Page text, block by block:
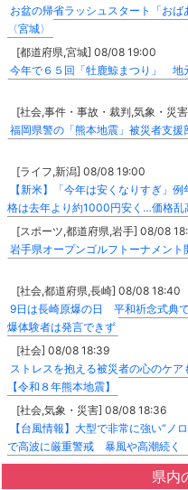
お盆の帰省ラッシュスタート「お
〈宮城〉
[都道府県,宮城] 08/08 19:00
今年で６５回「牡鹿鯨まつり」 地
[社会,事件・事故・裁判,気象・災
福岡県警の「熊本地震」被災者支
[ライフ,新潟] 08/08 19:00
【新米】「今年は安くなりすぎ」
格は去年より約1000円安く…価格乱
[スポーツ,都道府県,岩手] 08/08
岩手県オープンゴルフトーナメン
[社会,都道府県,長崎] 08/08 18:40
9日は長崎原爆の日 平和祈念式典
爆体験者は発言できず
[社会] 08/08 18:39
ストレスを抱える被災者の心のケ
【令和８年熊本地震】
[社会,気象・災害] 08/08 18:36
【台風情報】大型で非常に強い“
で高波に厳重警戒 暴風や高潮続く
県内